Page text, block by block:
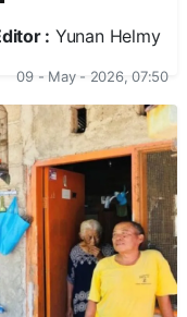
: Yunan Helmy
09 - May - 2026, 07:50